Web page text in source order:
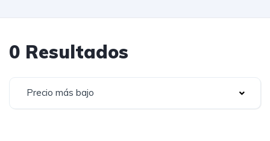
0 Resultados
Precio más bajo